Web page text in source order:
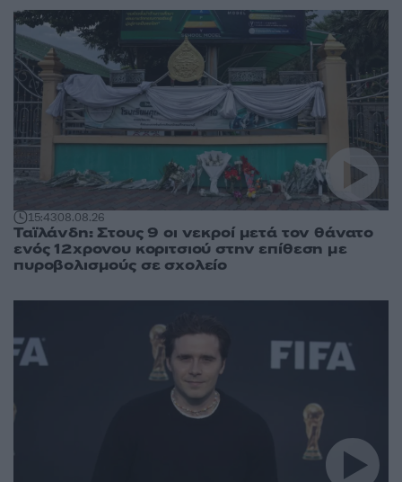
15:4308.08.26
Ταϊλάνδη: Στους 9 οι νεκροί μετά τον θάνατο
ενός 12χρονου κοριτσιού στην επίθεση με
πυροβολισμούς σε σχολείο